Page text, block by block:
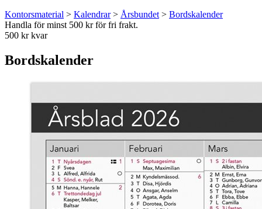
Kontorsmaterial > Kalendrar> Årsbundet > Bordskalender
Handla för minst 500 kr för fri frakt.
500 kr kvar
Bordskalender